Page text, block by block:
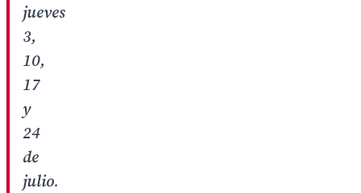
jueves
3,
10,
17
y
24
de
julio.